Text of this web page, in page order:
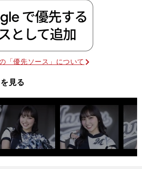
「優先ソース」について
見る